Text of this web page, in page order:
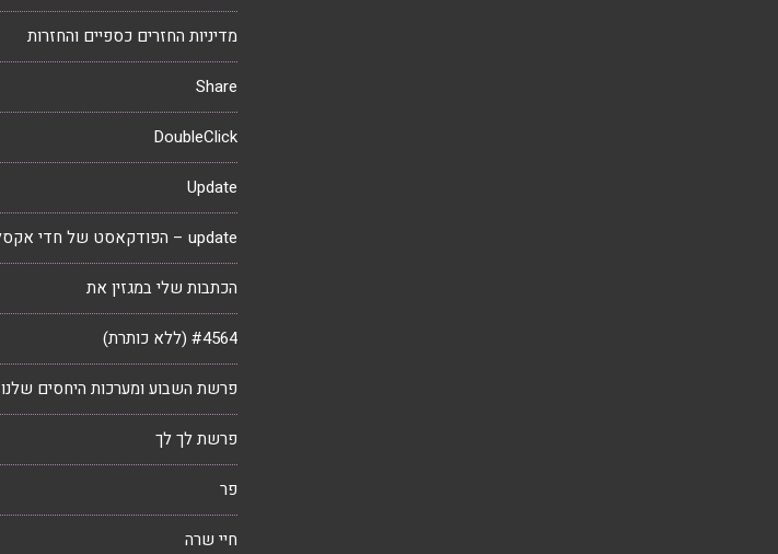
מדיניות החזרים כספיים והחזרות
Share
DoubleClick
Update
update – הפודקאסט של חדי אקסלרד
הכתבות שלי במגזין את
#4564 (ללא כותרת)
פרשת השבוע ומערכות היחסים שלנו
פרשת לך לך
פר
חיי שרה